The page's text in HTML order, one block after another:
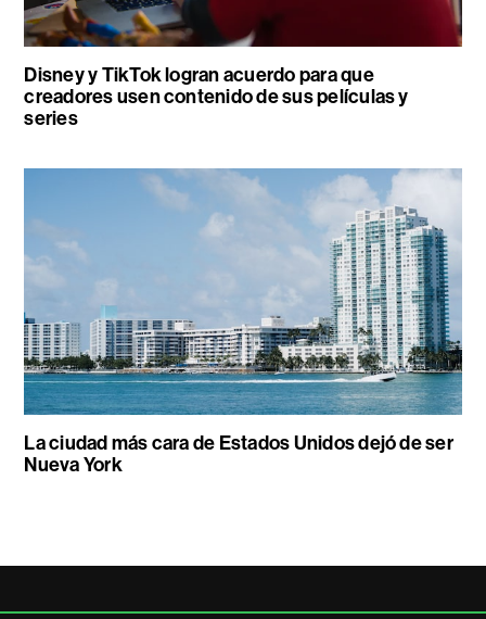
Disney y TikTok logran acuerdo para que
creadores usen contenido de sus películas y
series
La ciudad más cara de Estados Unidos dejó de ser
Nueva York